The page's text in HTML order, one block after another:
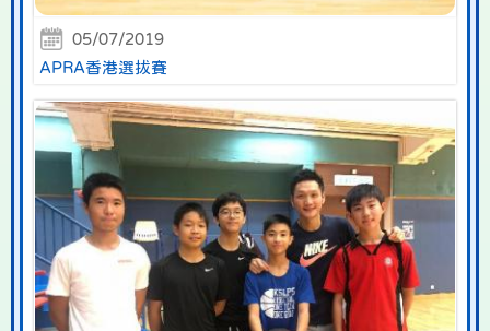
05/07/2019
APRA香港選拔賽